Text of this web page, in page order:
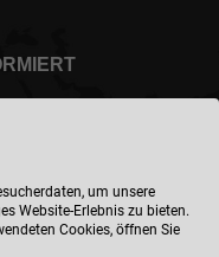
um unsere
Website-Erlebnis zu bieten.
Cookies, öffnen Sie